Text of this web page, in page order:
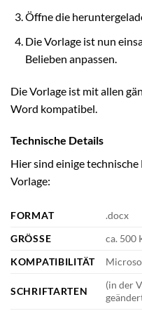
Öffne die
Die Vorlage ist nun
Belieben anpassen.
Die Vorlage ist mit allen
Word kompatibel.
Technische Details
Hier sind einige technische
Vorlage:
FORMAT
.docx
GRÖSSE
ca. 500
KOMPATIBILITÄT
SCHRIFTARTEN
(in der